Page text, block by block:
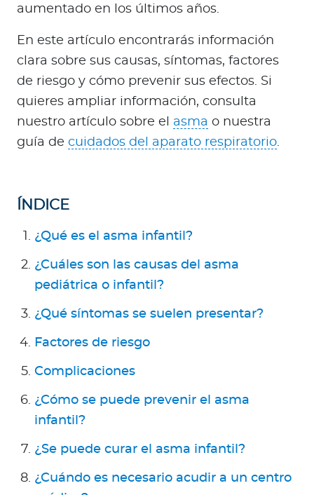
Ingresar a Mi Bupa
Para Clientes
Para Agentes
Red de Salud
Contáctanos
aumentado en los últimos años.
En este artículo encontrarás información
clara sobre sus causas, síntomas, factores
de riesgo y cómo prevenir sus efectos. Si
quieres ampliar información, consulta
nuestro artículo sobre el asma o nuestra
guía de cuidados del aparato respiratorio.
ÍNDICE
¿Qué es el asma infantil?
¿Cuáles son las causas del asma
pediátrica o infantil?
¿Qué síntomas se suelen presentar?
Factores de riesgo
Complicaciones
¿Cómo se puede prevenir el asma
infantil?
¿Se puede curar el asma infantil?
¿Cuándo es necesario acudir a un centro